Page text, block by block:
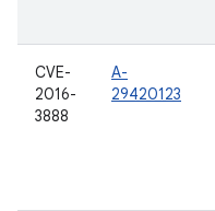
CVE-
2016-
3888
A-
29420123